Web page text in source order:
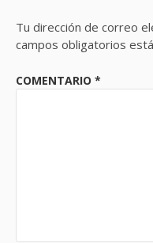
Tu dirección de correo
campos obligatorios
COMENTARIO *